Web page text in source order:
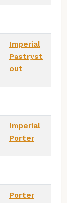
Imperial
Pastryst
out
Imperial
Porter
Porter